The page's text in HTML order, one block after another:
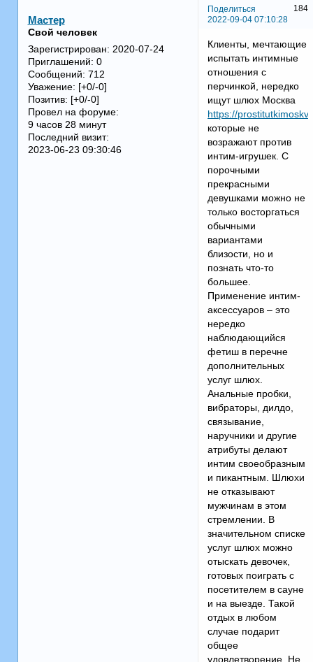
Поделиться
184
2022-09-04 07:10:28
Мастер
Свой человек
Зарегистрирован: 2020-07-24
Приглашений: 0
Сообщений: 712
Уважение: [+0/-0]
Позитив: [+0/-0]
Провел на форуме:
9 часов 28 минут
Последний визит:
2023-06-23 09:30:46
Клиенты, мечтающие
испытать интимные
отношения с
перчинкой, нередко
ищут шлюх Москва
https://
которые не
возражают против
интим-игрушек. С
порочными
прекрасными
девушками можно не
только восторгаться
обычными
вариантами
близости, но и
познать что-то
большее.
Применение интим-
аксессуаров – это
нередко
наблюдающийся
фетиш в перечне
дополнительных
услуг шлюх.
Анальные пробки,
вибраторы, дилдо,
связывание,
наручники и другие
атрибуты делают
интим своеобразным
и пикантным. Шлюхи
не отказывают
мужчинам в этом
стремлении. В
значительном списке
услуг шлюх можно
отыскать девочек,
готовых поиграть с
посетителем в сауне
и на выезде. Такой
отдых в любом
случае подарит
общее
удовлетворение. Не